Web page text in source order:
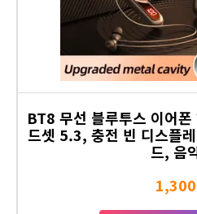
BT8 무선 블루투스 이어
드셋 5.3, 충전 빈 디스플
드, 음